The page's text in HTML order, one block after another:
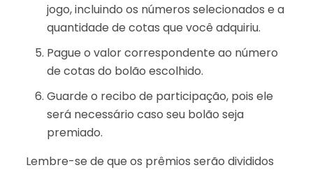
jogo, incluindo os números selecionados e a
quantidade de cotas que você adquiriu.
Pague o valor correspondente ao número
de cotas do bolão escolhido.
Guarde o recibo de participação, pois ele
será necessário caso seu bolão seja
premiado.
Lembre-se de que os prêmios serão divididos